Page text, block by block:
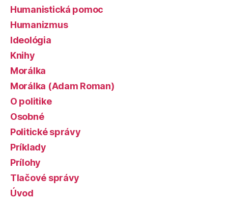
Humanistická pomoc
Humanizmus
Ideológia
Knihy
Morálka
Morálka (Adam Roman)
O politike
Osobné
Politické správy
Príklady
Prílohy
Tlačové správy
Úvod